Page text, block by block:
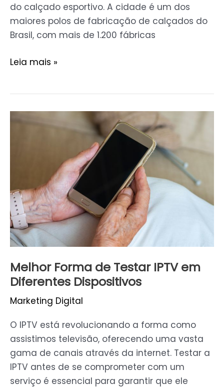
do calçado esportivo. A cidade é um dos
maiores polos de fabricação de calçados do
Brasil, com mais de 1.200 fábricas
Leia mais »
Melhor Forma de Testar IPTV em
Diferentes Dispositivos
Marketing Digital
O IPTV está revolucionando a forma como
assistimos televisão, oferecendo uma vasta
gama de canais através da internet. Testar a
IPTV antes de se comprometer com um
serviço é essencial para garantir que ele
Melhor
em
Diferentes
Dispositivos